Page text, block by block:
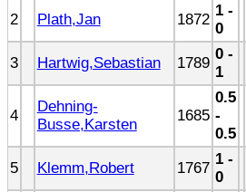
2 Plath,Jan 1872
1 -
0
3 Hartwig,Sebastian 1789
0 -
1
4
Dehning-
Busse,Karsten
1685
0.5
-
0.5
5 Klemm,Robert 1767
1 -
0